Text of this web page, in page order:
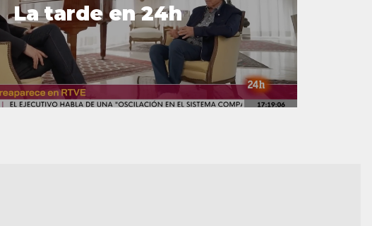
La tarde en 24h